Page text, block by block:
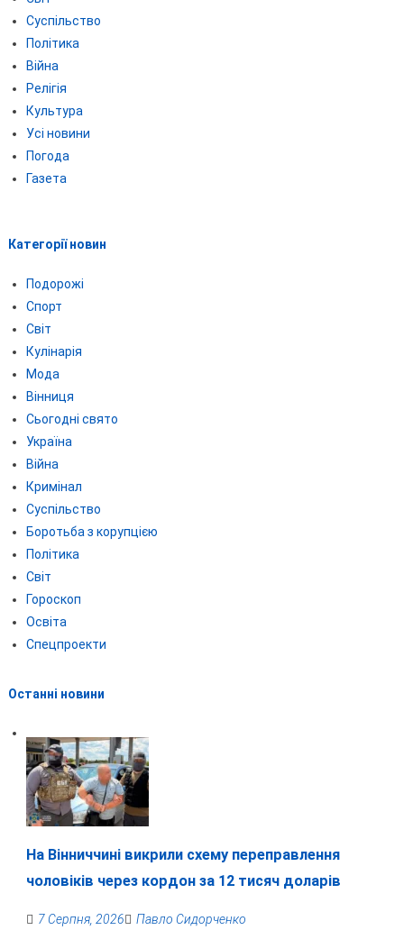
Суспільство
Політика
Війна
Релігія
Культура
Усі новини
Погода
Газета
Категорії новин
Подорожі
Спорт
Світ
Кулінарія
Мода
Вінниця
Сьогодні свято
Україна
Війна
Кримінал
Суспільство
Боротьба з корупцією
Політика
Світ
Гороскоп
Освіта
Спецпроекти
Останні новини
На Вінниччині викрили схему переправлення
чоловіків через кордон за 12 тисяч доларів
7 Серпня, 2026 Павло Сидорченко